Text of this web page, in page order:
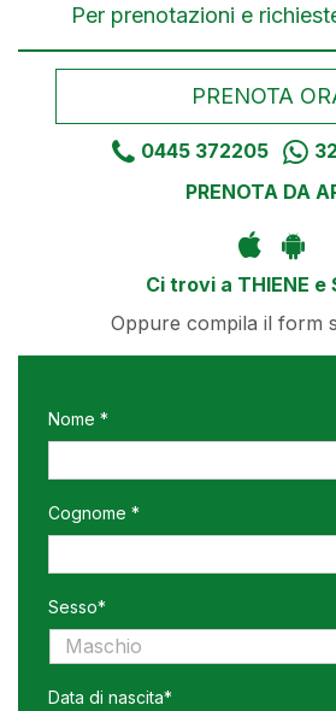
Per prenotazioni e
PRENOTA
0445 372205
PRENOTA DA
Ci trovi a THIENE e
Oppure compila il form
Nome *
Cognome *
Sesso*
Data di nascita*